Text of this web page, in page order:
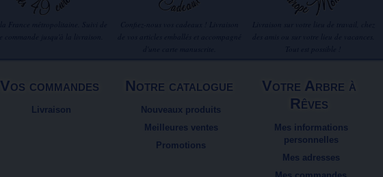
Vos commandes
Livraison
Notre catalogue
Nouveaux produits
Meilleures ventes
Promotions
Votre Arbre à
Rêves
Mes informations
personnelles
Mes adresses